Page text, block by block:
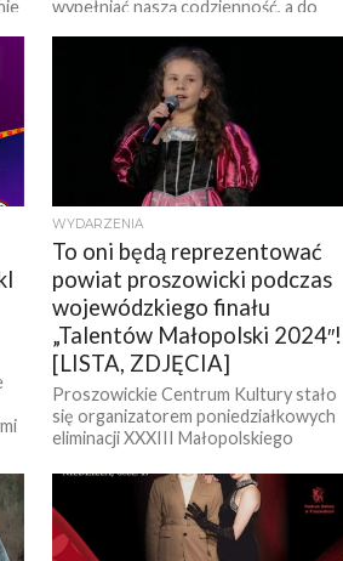
wypełniać naszą codzienność, a do
niespełna dwa miesiące. Z tej okazji
Centrum Kultury i...
WYDARZENIA
To oni będą reprezentować
powiat proszowicki podczas
wojewódzkiego finału
„Talentów Małopolski 2024″!
[LISTA, ZDJĘCIA]
Proszowickie Centrum Kultury stało
się organizatorem poniedziałkowych
eliminacji XXXIII Małopolskiego
Tanecznych „Talenty Małopolski 2024″
dla powiatu proszowickiego.
Występy...